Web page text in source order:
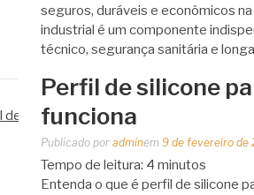
seguros, duráveis e econômicos
industrial é um componente
técnico, segurança sanitária e
Perfil de silicone
funciona
Publicado por adminem 9 de fevereiro de
Tempo de leitura: 4 minutos
Entenda o que é perfil de silicone